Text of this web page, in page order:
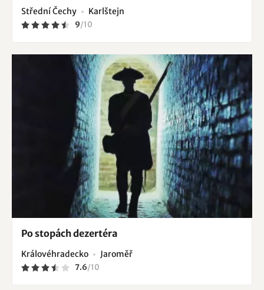
Střední Čechy Karlštejn
9/10
Po stopách dezertéra
Královéhradecko Jaroměř
7.6/10